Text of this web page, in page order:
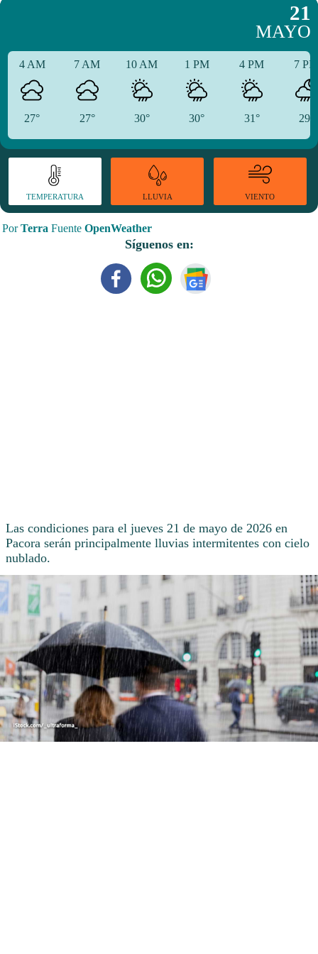
21
MAYO
4 AM
27°
7 AM
27°
10 AM
30°
1 PM
30°
4 PM
31°
7
29°
TEMPERATURA LLUVIA VIENTO
PorTerra Fuente OpenWeather
Síguenos en:
Las condiciones para el jueves 21 de mayo de 2026 en
Pacora serán principalmente lluvias intermitentes con cielo
nublado.